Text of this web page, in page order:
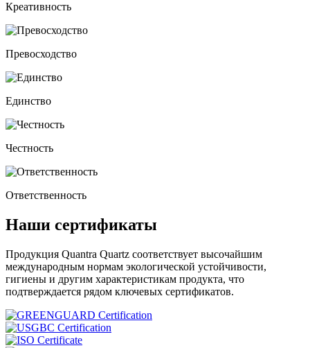
Креативность
Превосходство
Единство
Честность
Ответственность
Наши сертификаты
Продукция Quantra Quartz соответствует высочайшим
международным нормам экологической устойчивости,
гигиены и другим характеристикам продукта, что
подтверждается рядом ключевых сертификатов.